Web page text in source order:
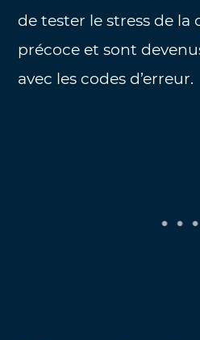
de tester le stress de
précoce et sont
avec les codes d’erreur.